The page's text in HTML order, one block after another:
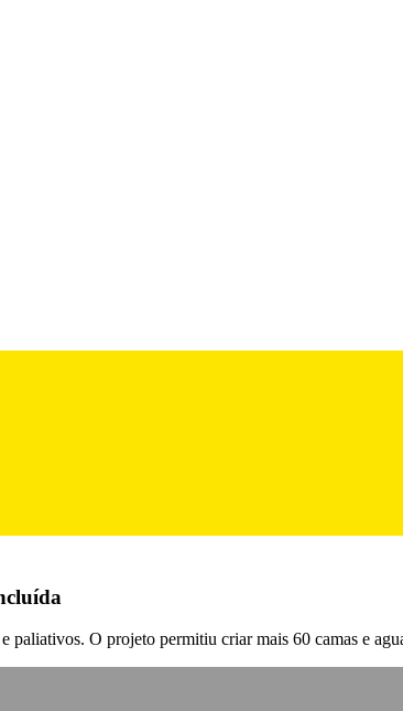
paliativos. O projeto permitiu criar mais 60 camas e